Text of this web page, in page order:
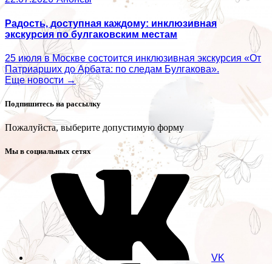
Радость, доступная каждому: инклюзивная
экскурсия по булгаковским местам
25 июля в Москве состоится инклюзивная экскурсия «От
Патриарших до Арбата: по следам Булгакова».
Еще новости →
Подпишитесь на рассылку
Пожалуйста, выберите допустимую форму
Мы в социальных сетях
VK